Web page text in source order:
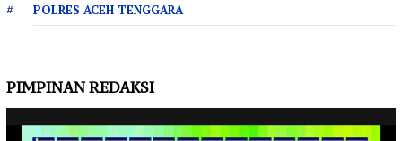
POLRES ACEH TENGGARA
PIMPINAN REDAKSI